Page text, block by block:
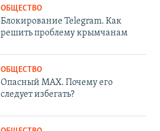
ОБЩЕСТВО
Блокирование Telegram. Как
решить проблему крымчанам
ОБЩЕСТВО
Опасный MAX. Почему его
следует избегать?